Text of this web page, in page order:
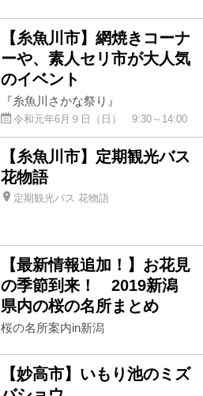
【糸魚川市】網焼きコーナ
ーや、素人セリ市が大人気
のイベント
『糸魚川さかな祭り』
令和元年6月９日（日） 9:30～14:00
【糸魚川市】定期観光バス
花物語
定期観光バス 花物語
【最新情報追加！】お花見
の季節到来！ 2019新潟
県内の桜の名所まとめ
桜の名所案内in新潟
【妙高市】いもり池のミズ